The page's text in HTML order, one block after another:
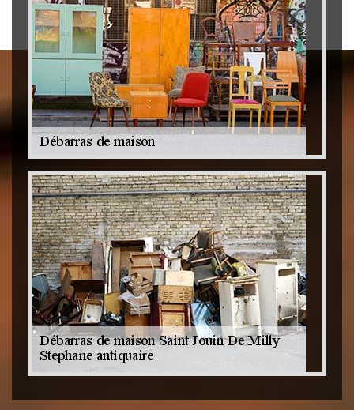
Achat antiquité 79